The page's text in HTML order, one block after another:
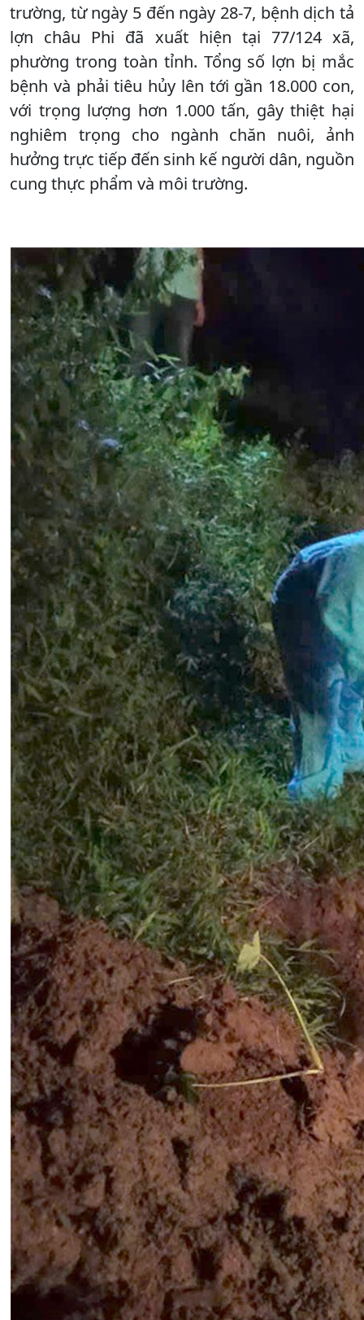
trường, từ ngày 5 đến ngày 28-7, bệnh dịch tả
lợn châu Phi đã xuất hiện tại 77/124 xã,
phường trong toàn tỉnh. Tổng số lợn bị mắc
bệnh và phải tiêu hủy lên tới gần 18.000 con,
với trọng lượng hơn 1.000 tấn, gây thiệt hại
nghiêm trọng cho ngành chăn nuôi, ảnh
hưởng trực tiếp đến sinh kế người dân, nguồn
cung thực phẩm và môi trường.